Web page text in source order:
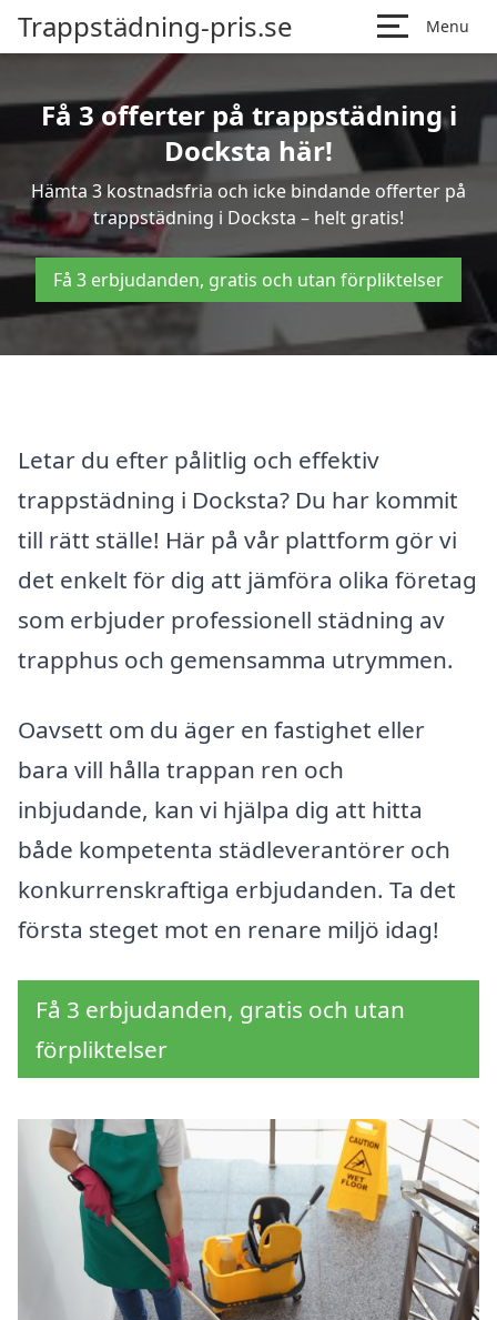
Trappstädning-pris.se Menu
Få 3 offerter på trappstädning i
Docksta här!
Hämta 3 kostnadsfria och icke bindande offerter på
trappstädning i Docksta – helt gratis!
Få 3 erbjudanden, gratis och utan förpliktelser
Letar du efter pålitlig och effektiv
trappstädning i Docksta? Du har kommit
till rätt ställe! Här på vår plattform gör vi
det enkelt för dig att jämföra olika företag
som erbjuder professionell städning av
trapphus och gemensamma utrymmen.
Oavsett om du äger en fastighet eller
bara vill hålla trappan ren och
inbjudande, kan vi hjälpa dig att hitta
både kompetenta städleverantörer och
konkurrenskraftiga erbjudanden. Ta det
första steget mot en renare miljö idag!
Få 3 erbjudanden, gratis och utan
förpliktelser